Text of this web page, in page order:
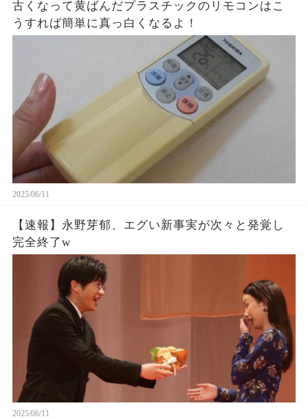
古くなって黄ばんだプラスチックのリモコンはこ
うすれば簡単に真っ白くなるよ！
2025/06/11
【速報】永野芽郁、エグい新事実が次々と発覚し
完全終了w
2025/06/11